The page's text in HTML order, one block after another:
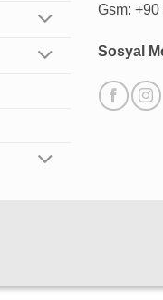
Gsm:
Sosyal